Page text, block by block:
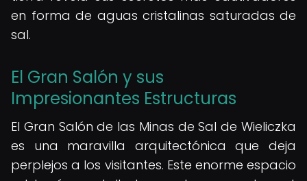
en forma de aguas cristalinas saturadas de
sal.
El Gran Salón y sus
Impresionantes Estructuras
El Gran Salón de las Minas de Sal de Wieliczka
es una maravilla arquitectónica que deja
perplejos a los visitantes. Este enorme espacio